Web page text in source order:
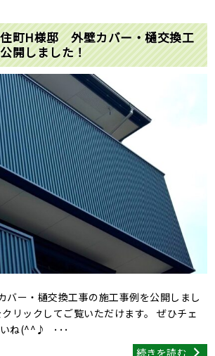
町H様邸 外壁カバー・樋交換工
開しました！
バー・樋交換工事の施工事例を公開しまし
リックしてご覧いただけます。 ぜひチェ
いね(^^♪ ･･･
続きを読む